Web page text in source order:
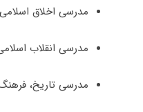
مدرسی اخلاق اسلامی
مدرسی انقلاب
مدرسی تاریخ،